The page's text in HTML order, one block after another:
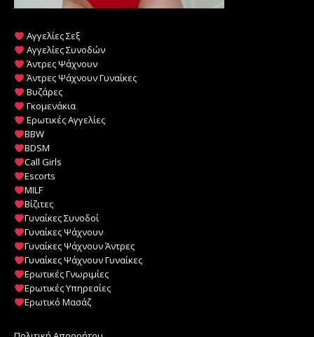
Αγγελίες Σεξ
Αγγελίες Συνοδών
Άντρες Ψάχνουν
Άντρες Ψάχνουν Γυναίκες
Βυζάρες
Γκομενάκια
Ερωτικές Αγγελίες
BBW
BDSM
Call Girls
Escorts
MILF
️Βίζιτες
Γυναίκες Συνοδοί
Γυναίκες Ψάχνουν
Γυναίκες Ψάχνουν Άντρες
Γυναίκες Ψάχνουν Γυναίκες
Ερωτικές Γνωριμίες
Ερωτικές Υπηρεσίες
Ερωτικό Μασάζ